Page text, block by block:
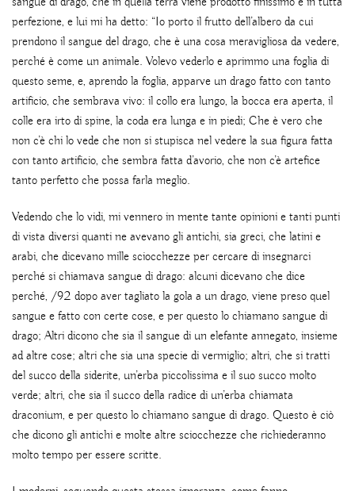
perfezione, e lui mi ha detto: “Io porto il frutto dell’albero da cui
prendono il sangue del drago, che è una cosa meravigliosa da vedere,
perché è come un animale. Volevo vederlo e aprimmo una foglia di
questo seme, e, aprendo la foglia, apparve un drago fatto con tanto
artificio, che sembrava vivo: il collo era lungo, la bocca era aperta, il
colle era irto di spine, la coda era lunga e in piedi; Che è vero che
non c’è chi lo vede che non si stupisca nel vedere la sua figura fatta
con tanto artificio, che sembra fatta d’avorio, che non c’è artefice
tanto perfetto che possa farla meglio.
Vedendo che lo vidi, mi vennero in mente tante opinioni e tanti punti
di vista diversi quanti ne avevano gli antichi, sia greci, che latini e
arabi, che dicevano mille sciocchezze per cercare di insegnarci
perché si chiamava sangue di drago: alcuni dicevano che dice
perché, /92 dopo aver tagliato la gola a un drago, viene preso quel
sangue e fatto con certe cose, e per questo lo chiamano sangue di
drago; Altri dicono che sia il sangue di un elefante annegato, insieme
ad altre cose; altri che sia una specie di vermiglio; altri, che si tratti
del succo della siderite, un’erba piccolissima e il suo succo molto
verde; altri, che sia il succo della radice di un’erba chiamata
draconium, e per questo lo chiamano sangue di drago. Questo è ciò
che dicono gli antichi e molte altre sciocchezze che richiederanno
molto tempo per essere scritte.